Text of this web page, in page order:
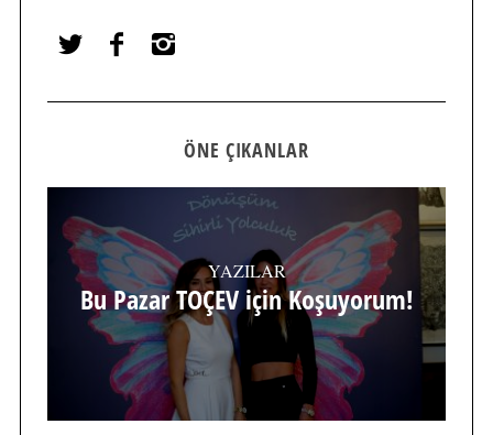
ÖNE ÇIKANLAR
YAZILAR
Bu Pazar TOÇEV için Koşuyorum!